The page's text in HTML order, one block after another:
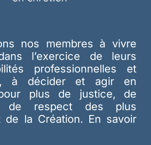
nos membres à vivre
l’exercice de leurs
professionnelles et
à décider et agir en
plus de justice, de
de respect des plus
de la Création. En savoir